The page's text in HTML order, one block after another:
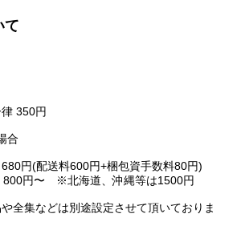
て
350円
合
円(配送料600円+梱包資手数料80円)
円〜 ※北海道、沖縄等は1500円
全集などは別途設定させて頂いておりま